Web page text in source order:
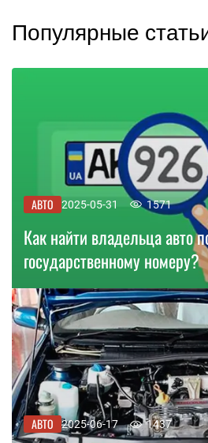
Популярные
АВТО 2025-05-31 1571
Как найти владельца авто
государственному номеру?
АВТО 2025-06-17 1437